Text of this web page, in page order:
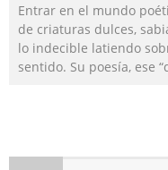
Entrar en el mundo
de criaturas dulces,
lo indecible latiendo
sentido. Su poesía, ese